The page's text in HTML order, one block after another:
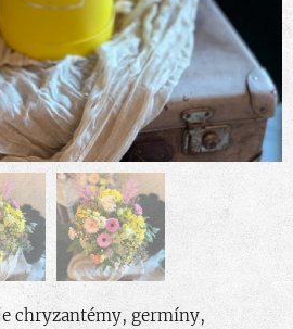
chryzantémy, germíny,